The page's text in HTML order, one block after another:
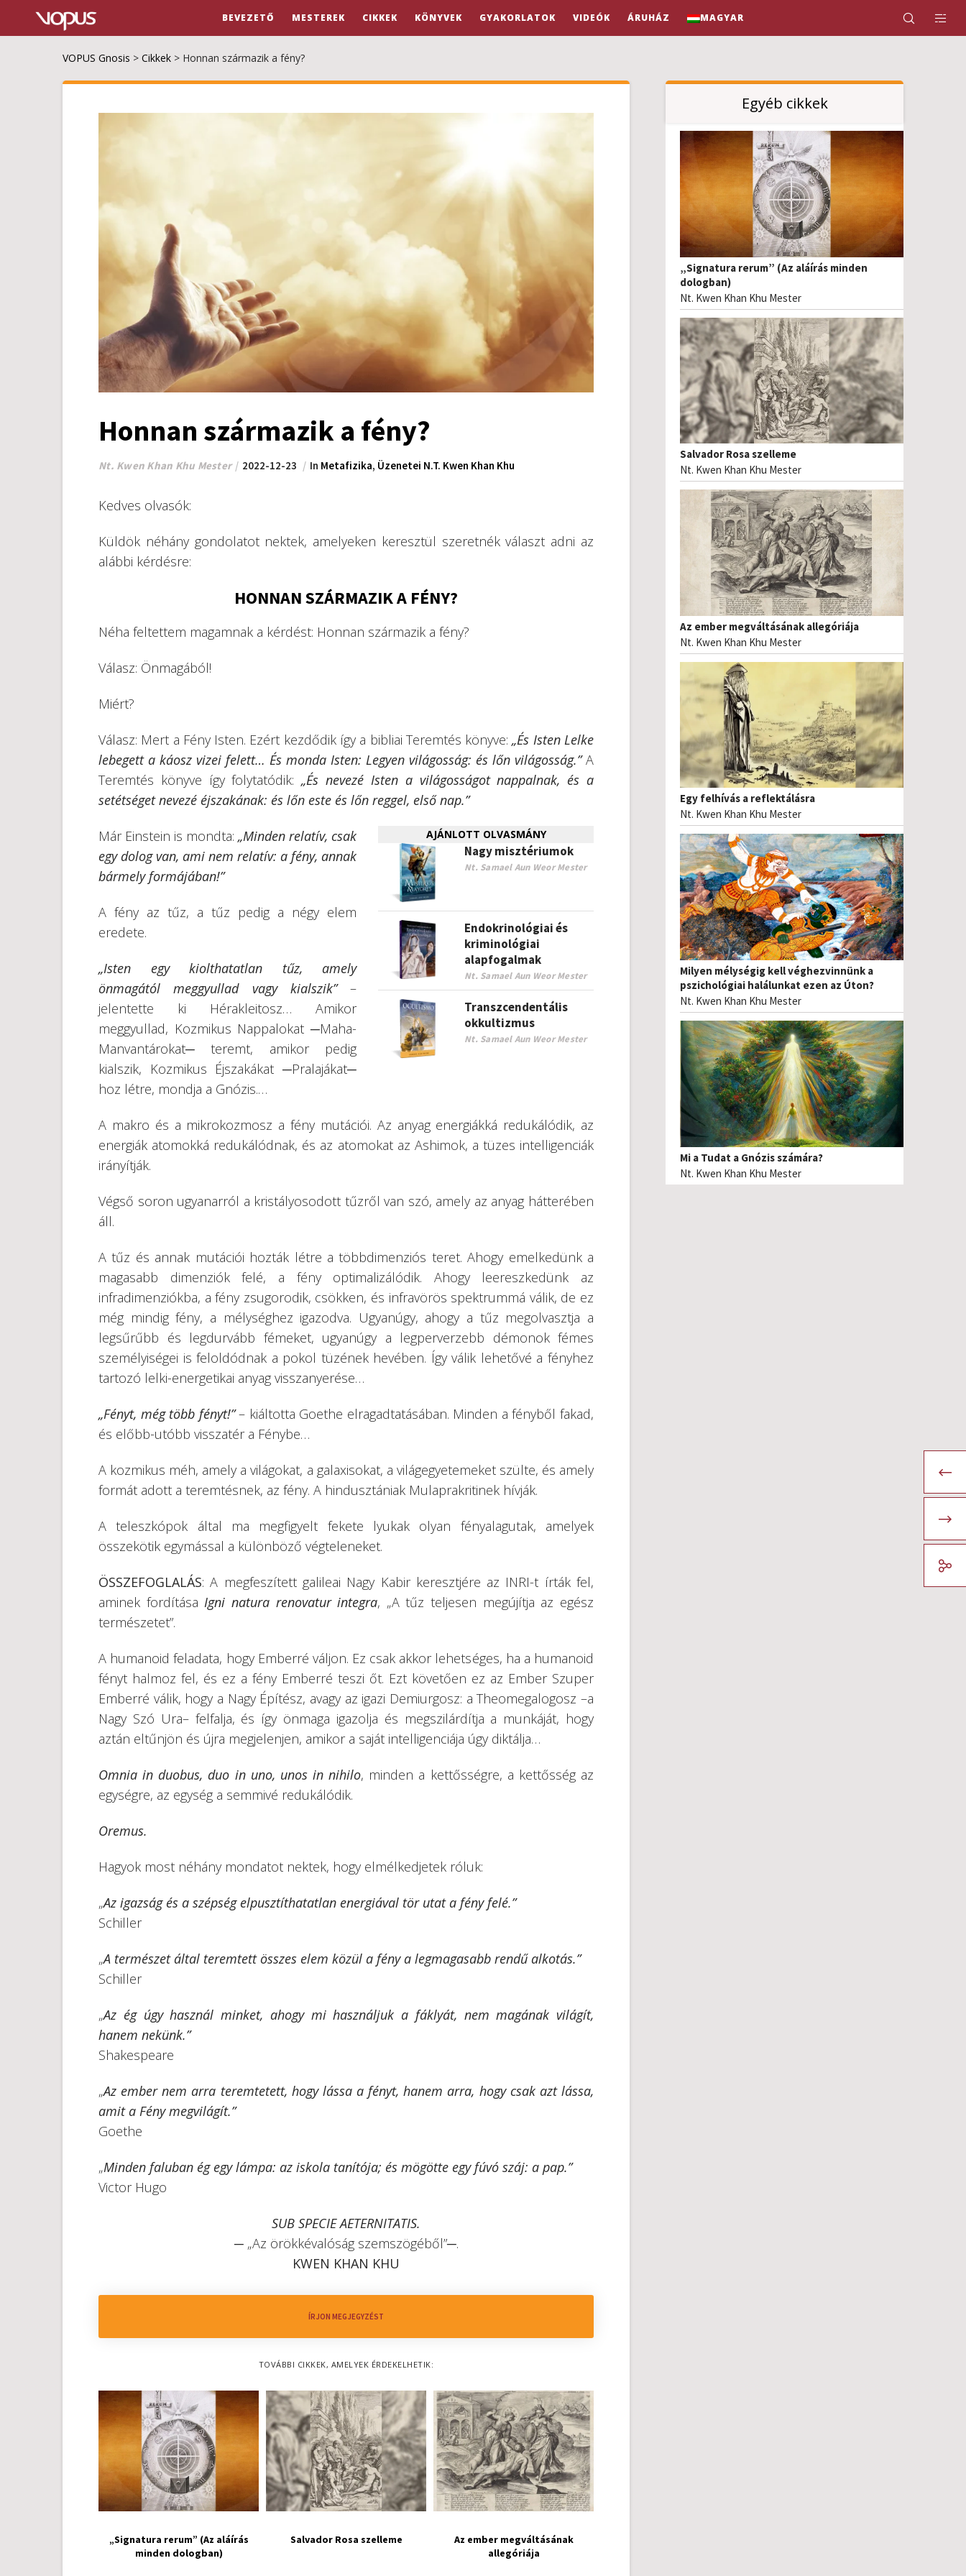
BEVEZETŐ MESTEREK CIKKEK KÖNYVEK GYAKORLATOK VIDEÓK ÁRUHÁZ MAGYAR
VOPUS Gnosis > Cikkek > Honnan származik a fény?
Honnan származik a fény?
Nt. Kwen Khan Khu Mester 2022-12-23 In Metafizika, Üzenetei N.T. Kwen Khan Khu
Kedves olvasók:
Küldök néhány gondolatot nektek, amelyeken keresztül szeretnék választ adni az
alábbi kérdésre:
HONNAN SZÁRMAZIK A FÉNY?
Néha feltettem magamnak a kérdést: Honnan származik a fény?
Válasz: Önmagából!
Miért?
Válasz: Mert a Fény Isten. Ezért kezdődik így a bibliai Teremtés könyve:„És Isten Lelke
lebegett a káosz vizei felett… És monda Isten: Legyen világosság: és lőn világosság.”A
Teremtés könyve így folytatódik:„És nevezé Isten a világosságot nappalnak, és a
setétséget nevezé éjszakának: és lőn este és lőn reggel, első nap.”
AJÁNLOTT OLVASMÁNY
Nagy misztériumok
Nt. Samael Aun Weor Mester
Endokrinológiai és
kriminológiai
alapfogalmak
Nt. Samael Aun Weor Mester
Transzcendentális
okkultizmus
Nt. Samael Aun Weor Mester
Már Einstein is mondta: „Minden relatív, csak
egy dolog van, ami nem relatív: a fény, annak
bármely formájában!”
A fény az tűz, a tűz pedig a négy elem
eredete.
„Isten egy kiolthatatlan tűz, amely
önmagától meggyullad vagy kialszik”–
jelentette ki Hérakleitosz… Amikor
meggyullad, Kozmikus Nappalokat ─Maha-
Manvantárokat─ teremt, amikor pedig
kialszik, Kozmikus Éjszakákat ─Pralajákat─
hoz létre, mondja a Gnózis.…
A makro és a mikrokozmosz a fény mutációi. Az anyag energiákká redukálódik, az
energiák atomokká redukálódnak, és az atomokat az Ashimok, a tüzes intelligenciák
irányítják.
Végső soron ugyanarról a kristályosodott tűzről van szó, amely az anyag hátterében
áll.
A tűz és annak mutációi hozták létre a többdimenziós teret. Ahogy emelkedünk a
magasabb dimenziók felé, a fény optimalizálódik. Ahogy leereszkedünk az
infradimenziókba, a fény zsugorodik, csökken, és infravörös spektrummá válik, de ez
még mindig fény, a mélységhez igazodva. Ugyanúgy, ahogy a tűz megolvasztja a
legsűrűbb és legdurvább fémeket, ugyanúgy a legperverzebb démonok fémes
személyiségei is feloldódnak a pokol tüzének hevében. Így válik lehetővé a fényhez
tartozó lelki-energetikai anyag visszanyerése…
„Fényt, még több fényt!”– kiáltotta Goethe elragadtatásában. Minden a fényből fakad,
és előbb-utóbb visszatér a Fénybe…
A kozmikus méh, amely a világokat, a galaxisokat, a világegyetemeket szülte, és amely
formát adott a teremtésnek, az fény. A hindusztániak Mulaprakritinek hívják.
A teleszkópok által ma megfigyelt fekete lyukak olyan fényalagutak, amelyek
összekötik egymással a különböző végteleneket.
ÖSSZEFOGLALÁS: A megfeszített galileai Nagy Kabir keresztjére az INRI-t írták fel,
aminek fordításaIgni natura renovatur integra, „A tűz teljesen megújítja az egész
természetet”.
A humanoid feladata, hogy Emberré váljon. Ez csak akkor lehetséges, ha a humanoid
fényt halmoz fel, és ez a fény Emberré teszi őt. Ezt követően ez az Ember Szuper
Emberré válik, hogy a Nagy Építész, avagy az igazi Demiurgosz: a Theomegalogosz –a
Nagy Szó Ura– felfalja, és így önmaga igazolja és megszilárdítja a munkáját, hogy
aztán eltűnjön és újra megjelenjen, amikor a saját intelligenciája úgy diktálja…
Omnia in duobus, duo in uno, unos in nihilo, minden a kettősségre, a kettősség az
egységre, az egység a semmivé redukálódik.
Oremus.
Hagyok most néhány mondatot nektek, hogy elmélkedjetek róluk:
„Az igazság és a szépség elpusztíthatatlan energiával tör utat a fény felé.”
Schiller
„A természet által teremtett összes elem közül a fény a legmagasabb rendű alkotás.”
Schiller
„Az ég úgy használ minket, ahogy mi használjuk a fáklyát, nem magának világít,
hanem nekünk.”
Shakespeare
„Az ember nem arra teremtetett, hogy lássa a fényt, hanem arra, hogy csak azt lássa,
amit a Fény megvilágít.”
Goethe
„Minden faluban ég egy lámpa: az iskola tanítója; és mögötte egy fúvó száj: a pap.”
Victor Hugo
SUB SPECIE AETERNITATIS.
─ „Az örökkévalóság szemszögéből”─.
KWEN KHAN KHU
ÍRJON MEGJEGYZÉST
TOVÁBBI CIKKEK, AMELYEK ÉRDEKELHETIK:
„Signatura rerum” (Az aláírás
minden dologban)
Salvador Rosa szelleme
Az ember megváltásának
allegóriája
Egyéb cikkek
„Signatura rerum” (Az aláírás minden
dologban)
Nt. Kwen Khan Khu Mester
Salvador Rosa szelleme
Nt. Kwen Khan Khu Mester
Az ember megváltásának allegóriája
Nt. Kwen Khan Khu Mester
Egy felhívás a reflektálásra
Nt. Kwen Khan Khu Mester
Milyen mélységig kell véghezvinnünk a
pszichológiai halálunkat ezen az Úton?
Nt. Kwen Khan Khu Mester
Mi a Tudat a Gnózis számára?
Nt. Kwen Khan Khu Mester